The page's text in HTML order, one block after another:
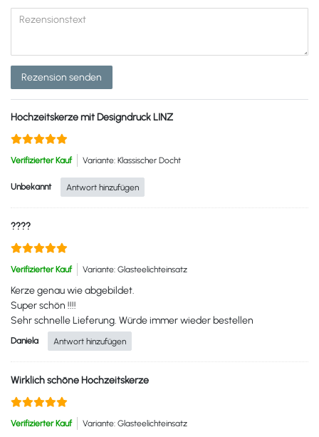
Rezension senden
Hochzeitskerze mit Designdruck LINZ
Verifizierter Kauf Variante: Klassischer Docht
Unbekannt Antwort hinzufügen
????
Verifizierter Kauf Variante: Glasteelichteinsatz
Kerze genau wie abgebildet.
Super schön !!!!
Sehr schnelle Lieferung. Würde immer wieder bestellen
Daniela Antwort hinzufügen
Wirklich schöne Hochzeitskerze
Verifizierter Kauf Variante: Glasteelichteinsatz